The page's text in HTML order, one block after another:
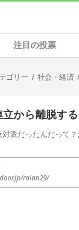
注目の投票
ゴリー 社会・経済
立から離脱す
対派だったんだって
raian29/